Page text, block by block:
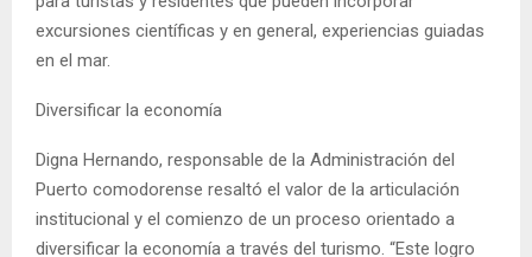
excursiones científicas y en general, experiencias guiadas
en el mar.
Diversificar la economía
Digna Hernando, responsable de la Administración del
Puerto comodorense resaltó el valor de la articulación
institucional y el comienzo de un proceso orientado a
diversificar la economía a través del turismo. “Este logro